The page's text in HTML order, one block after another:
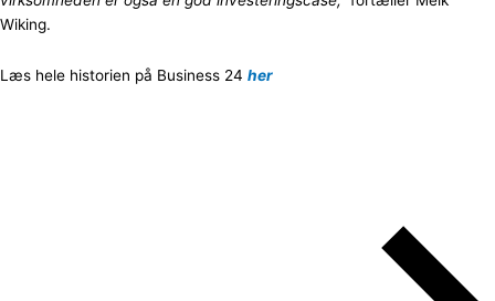
Wiking.
Læs hele historien på Business 24 her